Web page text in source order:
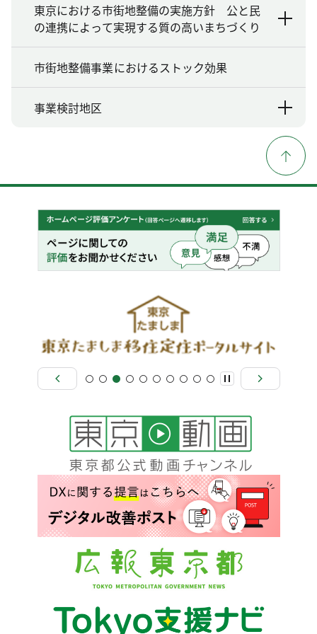
東京における市街地整備の実施方針 公と民
の連携によって実現する質の高いまちづくり
市街地整備事業におけるストック効果
事業検討地区